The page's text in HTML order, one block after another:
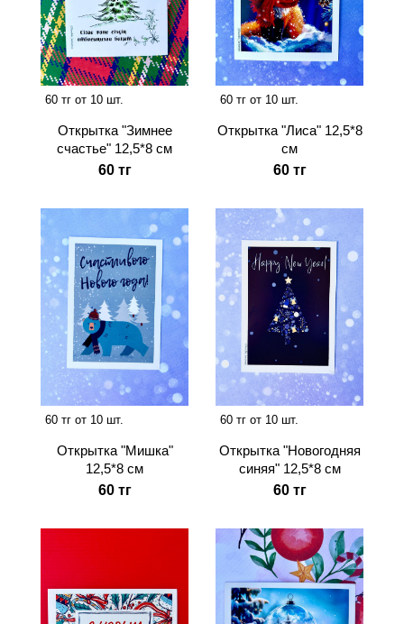
60 тг от 10 шт.
Открытка "Зимнее
счастье" 12,5*8 см
60 тг
60 тг от 10 шт.
Открытка "Лиса" 12,5*8
см
60 тг
60 тг от 10 шт.
Открытка "Мишка"
12,5*8 см
60 тг
60 тг от 10 шт.
Открытка "Новогодняя
синяя" 12,5*8 см
60 тг